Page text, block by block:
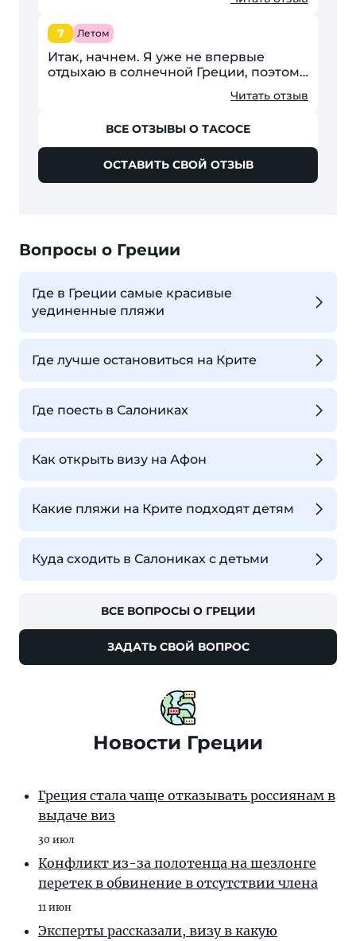
вспомнить про прошлый отдых и
7 Летом
Итак, начнем. Я уже не впервые
отдыхаю в солнечной Греции, поэтому
отели и какой уровень сервиса вЧитать отзыв
ВСЕ ОТЗЫВЫ О ТАСОСЕ
ОСТАВИТЬ СВОЙ ОТЗЫВ
Вопросы о Греции
Где в Греции самые красивые
уединенные пляжи
Где лучше остановиться на Крите
Где поесть в Салониках
Как открыть визу на Афон
Какие пляжи на Крите подходят детям
Куда сходить в Салониках с детьми
ВСЕ ВОПРОСЫ О ГРЕЦИИ
ЗАДАТЬ СВОЙ ВОПРОС
Новости Греции
Греция стала чаще отказывать россиянам в
выдаче виз
30 июл
Конфликт из-за полотенца на шезлонге
перетек в обвинение в отсутствии члена
11 июн
Эксперты рассказали, визу в какую